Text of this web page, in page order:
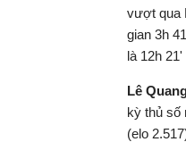
vượt qua
gian 3h
là 12h
Lê
kỳ thủ số
(elo